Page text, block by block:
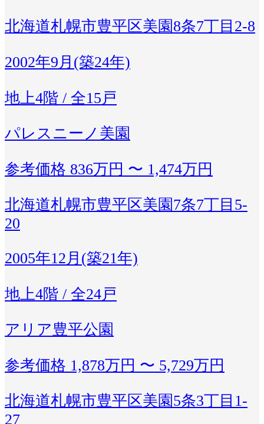
北海道札幌市豊平区美園8条7丁目2-8
2002年9月(築24年)
地上4階 / 全15戸
パレスニーノ美園
参考価格 836万円 〜 1,474万円
北海道札幌市豊平区美園7条7丁目5-
20
2005年12月(築21年)
地上4階 / 全24戸
アリア豊平公園
参考価格 1,878万円 〜 5,729万円
北海道札幌市豊平区美園5条3丁目1-
27